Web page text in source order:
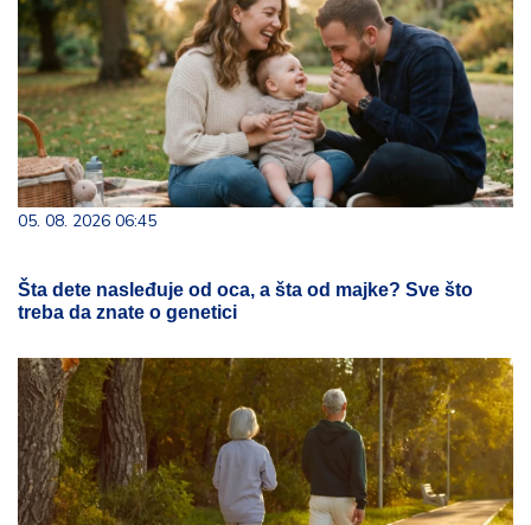
05. 08. 2026 06:45
Šta dete nasleđuje od oca, a šta od majke? Sve što
treba da znate o genetici